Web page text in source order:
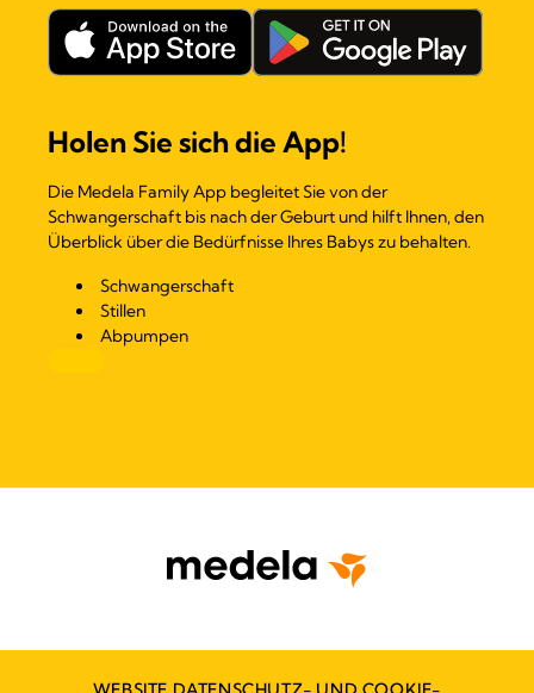
Holen Sie sich die App!
Die Medela Family App begleitet Sie von der
Schwangerschaft bis nach der Geburt und hilft Ihnen, den
Überblick über die Bedürfnisse Ihres Babys zu behalten.
Schwangerschaft
Stillen
Abpumpen